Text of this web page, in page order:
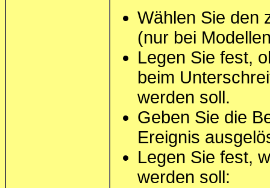
Wählen Sie den
(nur bei
Legen Sie fest,
beim
werden soll.
Geben Sie die
Ereignis
Legen Sie fest,
werden soll: